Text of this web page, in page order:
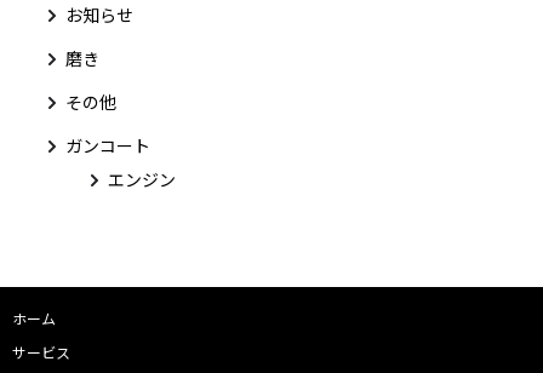
お知らせ
磨き
その他
ガンコート
エンジン
ホーム
サービス